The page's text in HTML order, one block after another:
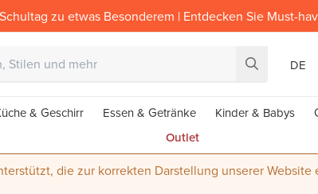
zu etwas Besonderem | Entdecken Sie Must-
DE
& Geschirr Essen & Getränke Kinder & Babys
Outlet
die zur korrekten Darstellung unserer